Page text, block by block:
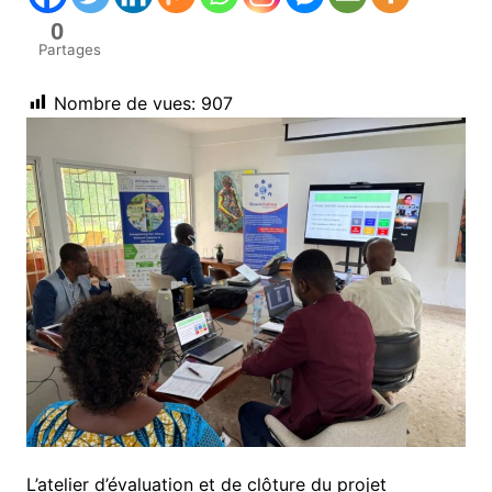
0
Partages
Nombre de vues: 907
L’atelier d’évaluation et de clôture du projet